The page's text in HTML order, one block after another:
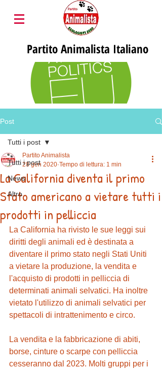
PartitoAnimalista Italiano
Post
Tutti i post
News
Altro
Tutti i post
La California diventa il primo
Stato americano a vietare tutti i
prodotti in pelliccia
Partito Animalista
28 gen 2020 Tempo di lettura: 1 min
La California ha rivisto le sue leggi sui
diritti degli animali ed è destinata a
diventare il primo stato negli Stati Uniti
a vietare la produzione, la vendita e
l'acquisto di prodotti in pelliccia di
determinati animali selvatici. Ha inoltre
vietato l'utilizzo di animali selvatici per
spettacoli di intrattenimento e circo.
La vendita e la fabbricazione di abiti,
borse, cinture o scarpe con pelliccia
cesseranno dal 2023. Molti gruppi per i